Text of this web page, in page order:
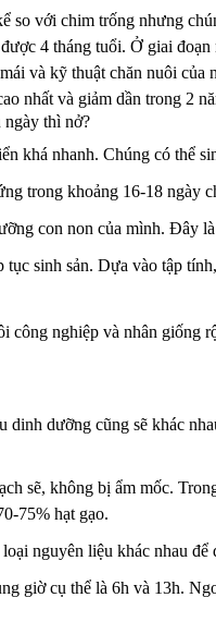
với chim trống nhưng
4 tháng tuổi. Ở giai
và kỹ thuật chăn nuôi
nhất và giảm dần trong 2
ngày thì nở?
khá nhanh. Chúng có thể
trong khoảng 16-18 ngày
con non của mình. Đây
sinh sản. Dựa vào tập
nghiệp và nhân giống
dinh dưỡng cũng sẽ khác
sẽ, không bị ẩm mốc.
75% hạt gạo.
nguyên liệu khác nhau để
giờ cụ thể là 6h và 13h.